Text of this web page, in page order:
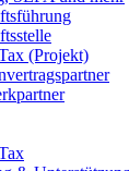
(Projekt)